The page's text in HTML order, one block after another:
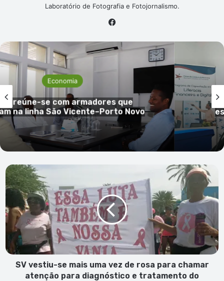
Laboratório de Fotografia e Fotojornalismo.
Jorge Spencer Lima defende
transferência de competências e
espaço definitivo para a FIC em
Vicente
SV
vestiu-
se
uma
vez
de
rosa
para
chamar
atenção
SV vestiu-se mais uma vez de rosa para chamar
atenção para diagnóstico e tratamento do